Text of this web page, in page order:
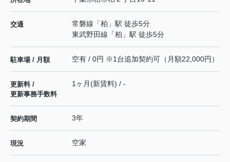
交通 常磐線 「柏 」駅 徒歩5分
東武野田線 「柏 」駅 徒歩5分
駐車場 / 月額 空有 / 0円 ※1台追加契約可（月額22,000円）
更新料 /
更新事務手数料
1ヶ月(新賃料) / -
契約期間 3年
現況 空家